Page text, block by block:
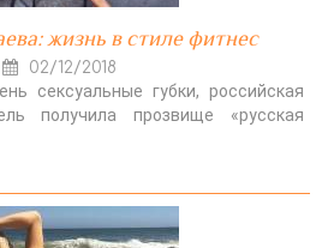
жизнь в стиле фитнес
02/12/2018
сексуальные губки, российская
получила прозвище «русская